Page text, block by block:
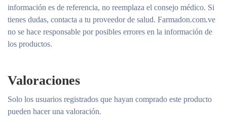
información es de referencia, no reemplaza el consejo médico. Si
tienes dudas, contacta a tu proveedor de salud. Farmadon.com.ve
no se hace responsable por posibles errores en la información de
los productos.
Valoraciones
Solo los usuarios registrados que hayan comprado este producto
pueden hacer una valoración.